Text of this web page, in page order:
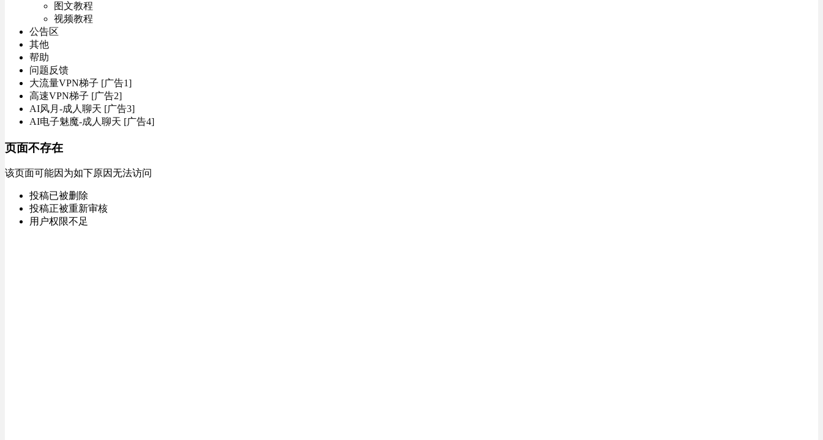
图文教程
视频教程
公告区
其他
帮助
问题反馈
大流量VPN梯子 [广告1]
高速VPN梯子 [广告2]
AI风月-成人聊天 [广告3]
AI电子魅魔-成人聊天 [广告4]
页面不存在
该页面可能因为如下原因无法访问
投稿已被删除
投稿正被重新审核
用户权限不足